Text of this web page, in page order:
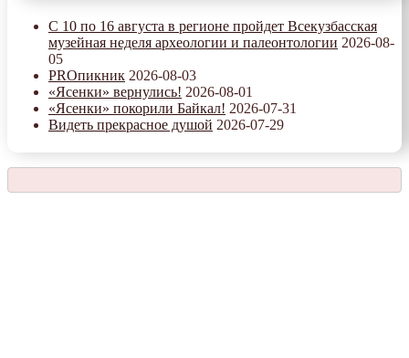
С 10 по 16 августа в регионе пройдет Всекузбасская
музейная неделя археологии и палеонтологии 2026-08-
05
PROпикник 2026-08-03
«Ясенки» вернулись! 2026-08-01
«Ясенки» покорили Байкал! 2026-07-31
Видеть прекрасное душой 2026-07-29